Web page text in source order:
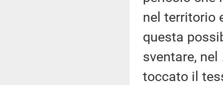
nel territorio
questa
sventare, nel
toccato il